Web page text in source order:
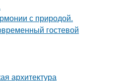
с природой.
гостевой
архитектура